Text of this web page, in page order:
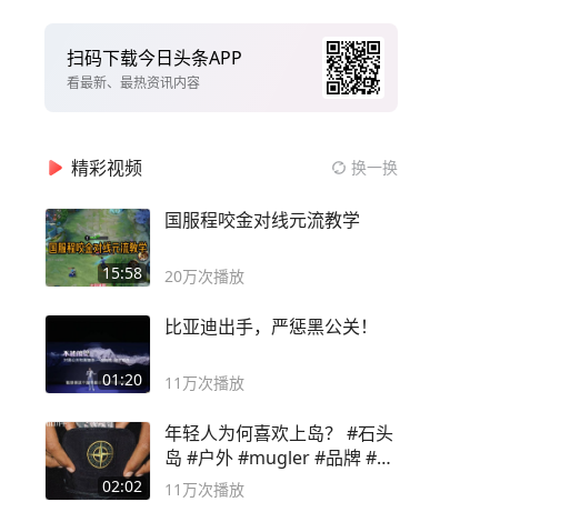
扫码下载今日头条APP
看最新、最热资讯内容
精彩视频 换一换
15:58
国服程咬金对线元流教学
20万次播放
01:20
比亚迪出手，严惩黑公关！
11万次播放
02:02
年轻人为何喜欢上岛？ #石头
岛 #户外 #mugler #品牌 #足
球流氓
11万次播放